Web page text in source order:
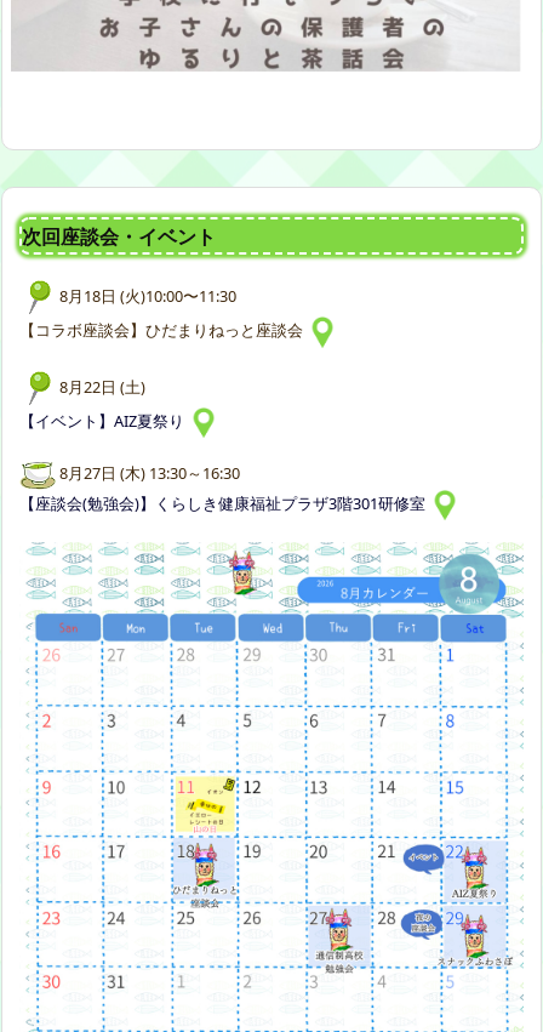
次回座談会・イベント
8月18日 (火)10:00〜11:30
【コラボ座談会】ひだまりねっと座談会
8月22日 (土)
【イベント】AIZ夏祭り
8月27日 (木) 13:30～16:30
【座談会(勉強会)】くらしき健康福祉プラザ3階301研修室